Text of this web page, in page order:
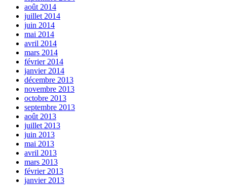
août 2014
juillet 2014
juin 2014
mai 2014
avril 2014
mars 2014
février 2014
janvier 2014
décembre 2013
novembre 2013
octobre 2013
septembre 2013
août 2013
juillet 2013
juin 2013
mai 2013
avril 2013
mars 2013
février 2013
janvier 2013